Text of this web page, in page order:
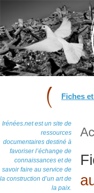
Fiches
Irénées.net est un site de
ressources
documentaires destiné à
favoriser l’échange de
connaissances et de
savoir faire au service de
la construction d’un art de
la paix.